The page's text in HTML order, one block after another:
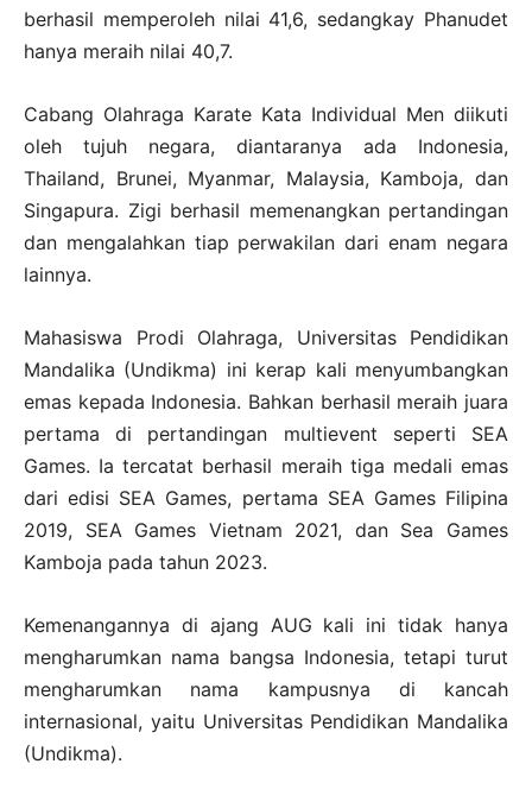
berhasil memperoleh nilai 41,6, sedangkay Phanudet
hanya meraih nilai 40,7.
Cabang Olahraga Karate Kata Individual Men diikuti
oleh tujuh negara, diantaranya ada Indonesia,
Thailand, Brunei, Myanmar, Malaysia, Kamboja, dan
Singapura. Zigi berhasil memenangkan pertandingan
dan mengalahkan tiap perwakilan dari enam negara
lainnya.
Mahasiswa Prodi Olahraga, Universitas Pendidikan
Mandalika (Undikma) ini kerap kali menyumbangkan
emas kepada Indonesia. Bahkan berhasil meraih juara
pertama di pertandingan multievent seperti SEA
Games. Ia tercatat berhasil meraih tiga medali emas
dari edisi SEA Games, pertama SEA Games Filipina
2019, SEA Games Vietnam 2021, dan Sea Games
Kamboja pada tahun 2023.
Kemenangannya di ajang AUG kali ini tidak hanya
mengharumkan nama bangsa Indonesia, tetapi turut
mengharumkan nama kampusnya di kancah
internasional, yaitu Universitas Pendidikan Mandalika
(Undikma).